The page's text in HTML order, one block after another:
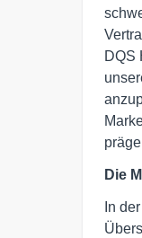
DQS
Die
In